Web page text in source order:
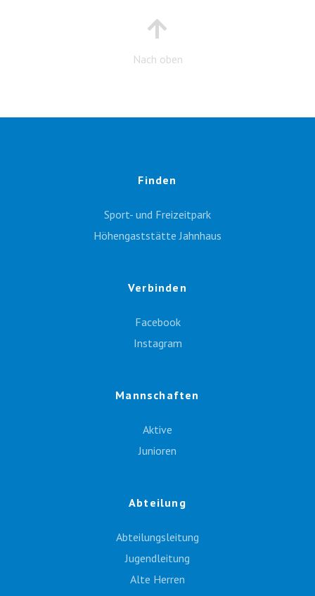
Nach oben
Finden
Sport- und Freizeitpark
Höhengaststätte Jahnhaus
Verbinden
Facebook
Instagram
Mannschaften
Aktive
Junioren
Abteilung
Abteilungsleitung
Jugendleitung
Alte Herren